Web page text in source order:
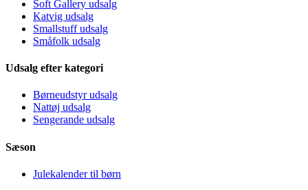
Soft Gallery udsalg
Katvig udsalg
Smallstuff udsalg
Småfolk udsalg
Udsalg efter kategori
Børneudstyr udsalg
Nattøj udsalg
Sengerande udsalg
Sæson
Julekalender til børn